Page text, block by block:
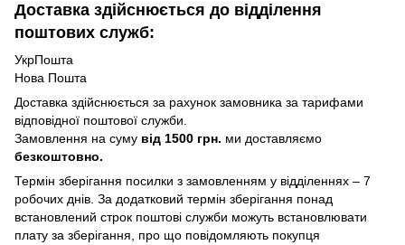
Доставка здійснюється до відділення
поштових служб:
УкрПошта
Нова Пошта
Доставка здійснюється за рахунок замовника за тарифами
відповідної поштової служби.
Замовлення на суму від 1500 грн. ми доставляємо
безкоштовно.
Термін зберігання посилки з замовленням у відділеннях – 7
робочих днів. За додатковий термін зберігання понад
встановлений строк поштові служби можуть встановлювати
плату за зберігання, про що повідомляють покупця